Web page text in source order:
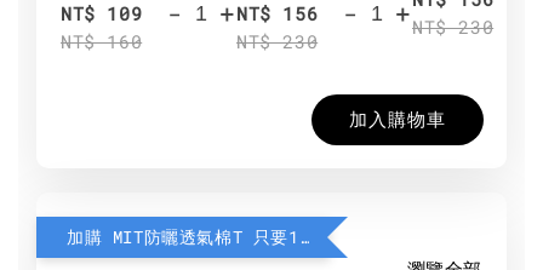
NT$ 109
NT$ 160
- +NT$ 156
NT$ 230
- +NT$ 230
加入購物車
加購 MIT防曬透氣棉T 只要190元